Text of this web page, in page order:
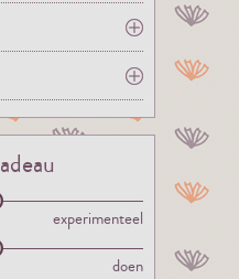
experimenteel
doen